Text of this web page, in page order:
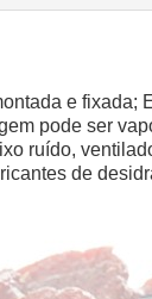
e fixada;
pode ser
ruído,
de